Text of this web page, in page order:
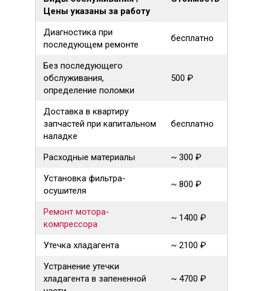
Цены указаны за работу
Диагностика при
последующем ремонте
бесплатно
Без последующего
обслуживания,
определение поломки
500 ₽
Доставка в квартиру
запчастей при капитальном
наладке
бесплатно
Расходные материалы
~ 300 ₽
Установка фильтра-
осушителя
~ 800 ₽
Ремонт мотора-
компрессора
~ 1400 ₽
Утечка хладагента
~ 2100 ₽
Устранение утечки
хладагента в запененной
~ 4700 ₽